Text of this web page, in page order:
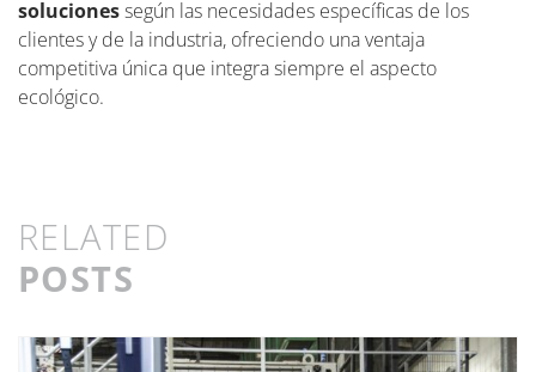
solucionessegún las necesidades específicas de los
clientes y de la industria, ofreciendo una ventaja
competitiva única que integra siempre el aspecto
ecológico.
RELATED
POSTS